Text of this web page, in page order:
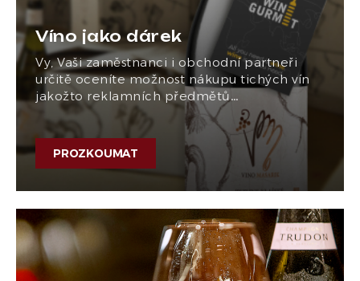
Víno jako dárek
Vy, Vaši zaměstnanci i obchodní partneři
určitě oceníte možnost nákupu tichých vín
jakožto reklamních předmětů…
PROZKOUMAT